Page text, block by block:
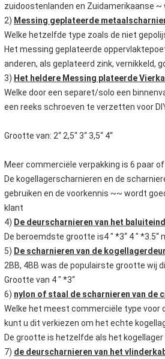
zuidoostenlanden en Zuidamerikaanse ~
2) Messing geplateerde
Welke hetzelfde type zoals de niet
Het messing geplateerde
anderen, als geplateerd zink, vernikkeld,
3) Het heldere Messing plateerde
Welke door een separet/solo een
een reeks schroeven te verzetten voor
Grootte van: 2“ 2,5“ 3“ 3,5“ 4“
Meer commerciële verpakking is 6 paar
De kogellagerscharnieren en de
gebruiken en de voorkennis ~~ wordt
klant
4) De deurscharnieren van het
De beroemdste grootte is4 " *3“ 4 "
5) De scharnieren van de kogellagerdeur
2BB, 4BB was de populairste grootte wij
Grootte van 4 " *3“
6) nylon of staal de scharnieren van de
Welke het meest commerciële type voor
kunt u dit verkiezen om het echte
De grootte is hetzelfde als het kogellager
7) de deurscharnieren van het